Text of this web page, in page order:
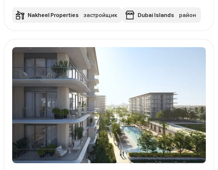
Nakheel Properties застройщик Dubai Islands район